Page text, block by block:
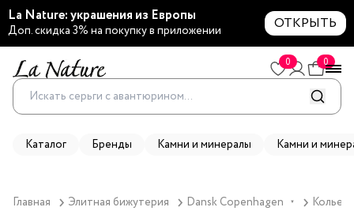
La Nature: украшения из Европы
Доп. скидка 3% на покупку в приложении ОТКРЫТЬ
0 0
Каталог Бренды Камни и минералы Камни и
Главная Элитная бижутерия Dansk Copenhagen ▼ Колье